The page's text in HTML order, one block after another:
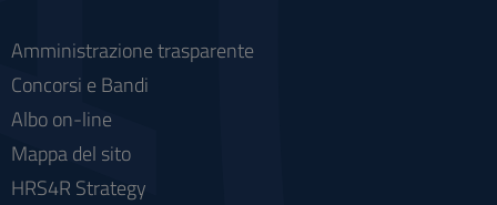
Amministrazione trasparente
Concorsi e Bandi
Albo on-line
Mappa del sito
HRS4R Strategy